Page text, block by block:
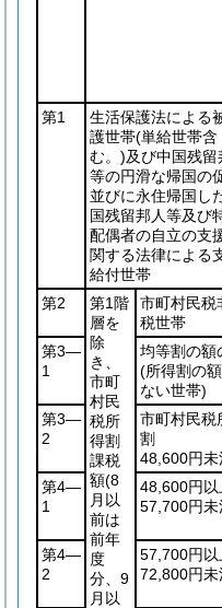
第1
生活保護法による
護世帯(単給世帯含
む。)及び中国残留
等の円滑な帰国の
並びに永住帰国し
国残留邦人等及び
配偶者の自立の支
関する法律による
給付世帯
第2
第1階
層を
除
き、
市町
村民
税所
得割
課税
額(8
月以
前は
前年
度
分、9
月以
市町村民税
税世帯
第3―
1
均等割の額
(所得割の
ない世帯)
第3―
2
市町村民税
割
48,600円未
第4―
1
48,600円以
57,700円未
第4―
2
57,700円以
72,800円未